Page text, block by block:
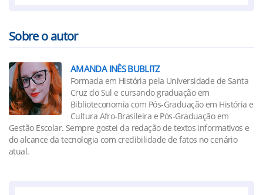
Sobre o autor
AMANDA INÊS BUBLITZ
Formada em História pela Universidade de Santa
Cruz do Sul e cursando graduação em
Biblioteconomia com Pós-Graduação em História e
Cultura Afro-Brasileira e Pós-Graduação em
Gestão Escolar. Sempre gostei da redação de textos informativos e
do alcance da tecnologia com credibilidade de fatos no cenário
atual.